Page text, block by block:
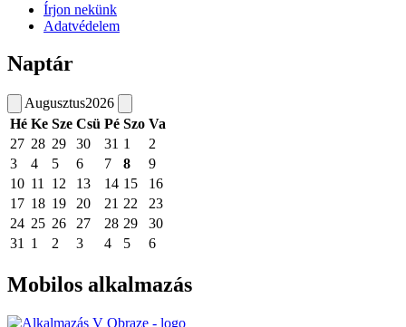
Írjon nekünk
Adatvédelem
Naptár
Augusztus2026
Hé Ke Sze Csü Pé Szo Va
27 28 29 30 31 1
2
3
4 5 6 7 8
9
10 11 12 13 14 15
16
17 18 19 20 21 22
23
24 25 26 27 28 29
30
31
1 2 3 4 5 6
Mobilos alkalmazás